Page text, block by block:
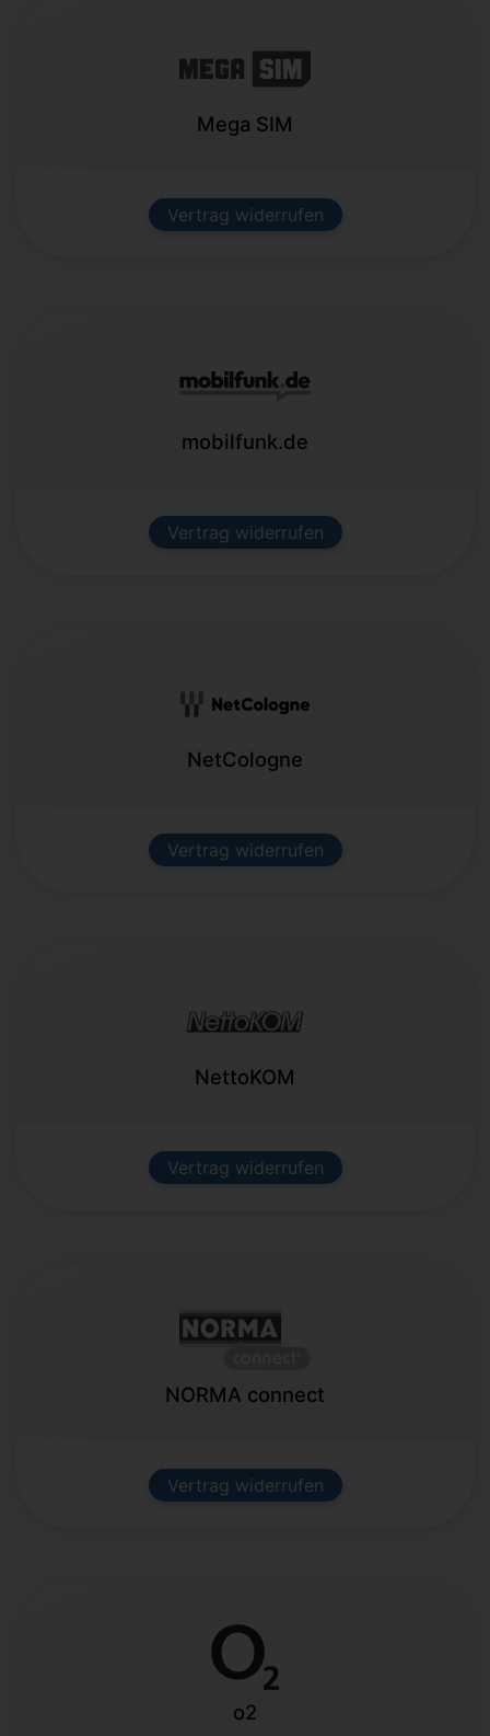
Mega SIM
Vertrag widerrufen
mobilfunk.de
Vertrag widerrufen
NetCologne
Vertrag widerrufen
NettoKOM
Vertrag widerrufen
NORMA connect
Vertrag widerrufen
o2